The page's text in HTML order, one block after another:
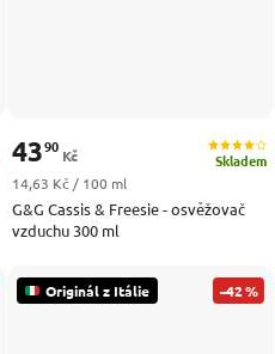
G&G Cassis & Freesie - osvěžovač
vzduchu 300 ml
Skladem
4390
Kč
Měrná cena:
14,63 Kč / 100 ml
Originál z Itálie –42 %